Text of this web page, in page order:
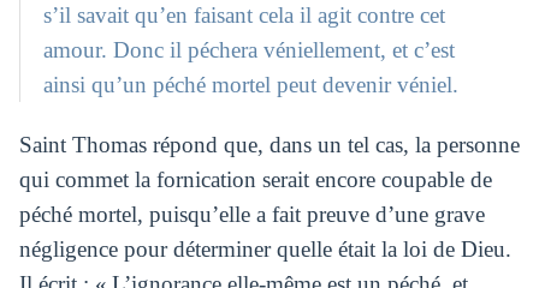
s’il savait qu’en faisant cela il agit contre cet
amour. Donc il péchera véniellement, et c’est
ainsi qu’un péché mortel peut devenir véniel.
Saint Thomas répond que, dans un tel cas, la personne
qui commet la fornication serait encore coupable de
péché mortel, puisqu’elle a fait preuve d’une grave
négligence pour déterminer quelle était la loi de Dieu.